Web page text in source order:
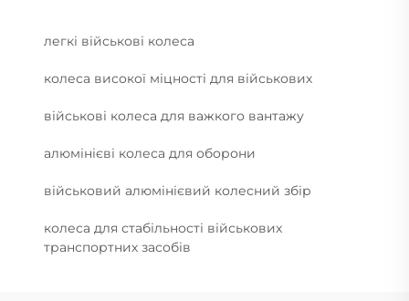
легкі військові колеса
колеса високої міцності для військових
військові колеса для важкого вантажу
алюмінієві колеса для оборони
військовий алюмінієвий колесний збір
колеса для стабільності військових
транспортних засобів